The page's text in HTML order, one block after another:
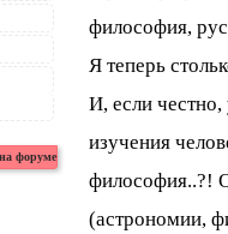
философия,
Я теперь
И, если
изучения
философия..?!
(астрономии,